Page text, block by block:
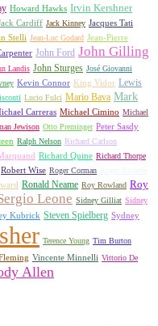
Howard Hawks Irvin Kershner
Cardiff Jack Kinney Jacques Tati
Stelli Jean-Luc Godard Jean-Pierre
John Ford John Gilling
Landis John Sturges José Giovanni
Kevin Connor King Vidor Lewis
Lucio Fulci Mario Bava Mark
Carreras Michael Cimino Michael
Jewison Otto Preminger Peter Sasdy
Ralph Nelson Richard Carlson
Richard Quine Richard Thorpe
Robert Wise Roger Corman
Ronald Neame Roy Rowland Roy
Leone Sidney Gilliat Sidney
Kubrick Steven Spielberg Sydney
Terence Young Tim Burton
Vincente Minnelli Vittorio De
Allen